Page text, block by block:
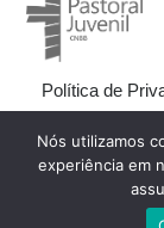
Política de
Nós utilizamos
experiência em